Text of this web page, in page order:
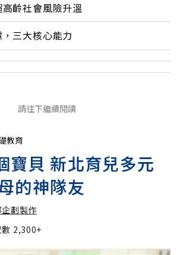
齡社會風險升溫
三大核心能力
請往下繼續閱讀
教育
寶貝 新北育兒多元
的神隊友
劃製作
2,300+